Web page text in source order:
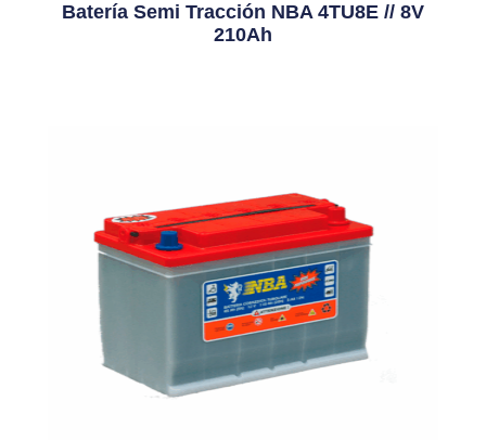
Batería Semi Tracción NBA 4TU8E // 8V
210Ah